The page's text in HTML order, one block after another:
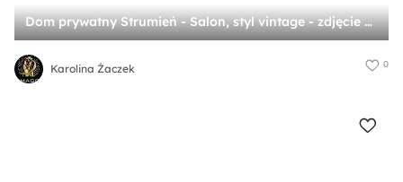
Dom prywatny Strumień - Salon, styl vintage - zdjęcie od Karolina Żaczek
Karolina Żaczek 0